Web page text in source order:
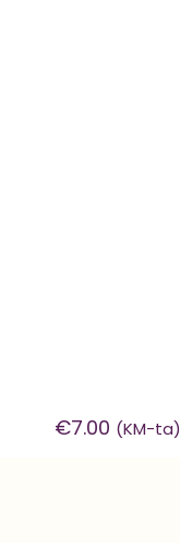
€7.00 (KM-ta)